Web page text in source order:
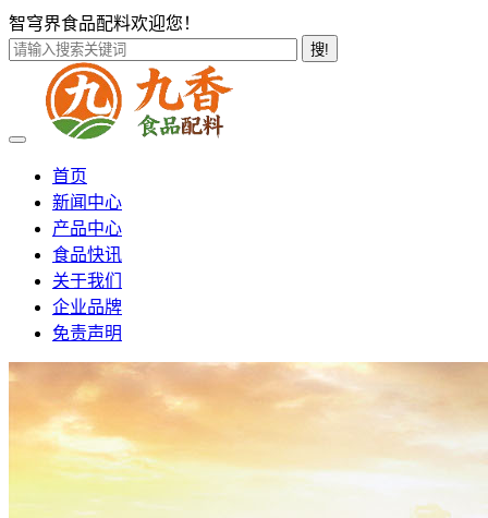
智穹界食品配料欢迎您！
搜!
首页
新闻中心
产品中心
食品快讯
关于我们
企业品牌
免责声明